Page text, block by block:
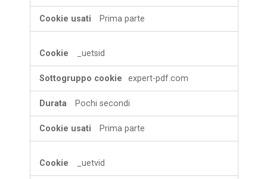
Prima parte
_uetsid
expert-pdf.com
Pochi secondi
Prima parte
_uetvid